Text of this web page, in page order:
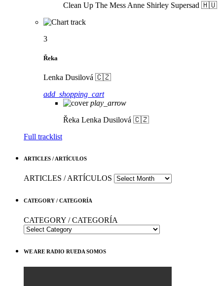
Clean Up The Mess Anne Shirley Supersad 🇭🇺
3
Řeka
Lenka Dusilová 🇨🇿
add_shopping_cart
play_arrow
Řeka Lenka Dusilová 🇨🇿
Full tracklist
ARTICLES / ARTÍCULOS
ARTICLES / ARTÍCULOS
CATEGORY / CATEGORÍA
CATEGORY / CATEGORÍA
WE ARE RADIO RUEDA SOMOS